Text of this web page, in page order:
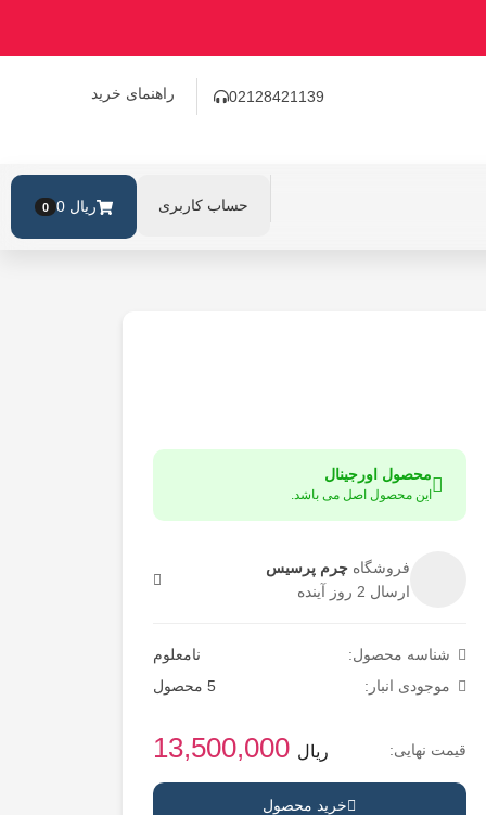
02128421139 راهنمای خرید
حساب کاربری 0 ریال 0
محصول اورجینال
این محصول اصل می باشد.
فروشگاهچرم پرسیس
ارسال 2 روز آینده
شناسه محصول:
نامعلوم
موجودی انبار:
5 محصول
قیمت نهایی: 13,500,000 ریال
خرید محصول